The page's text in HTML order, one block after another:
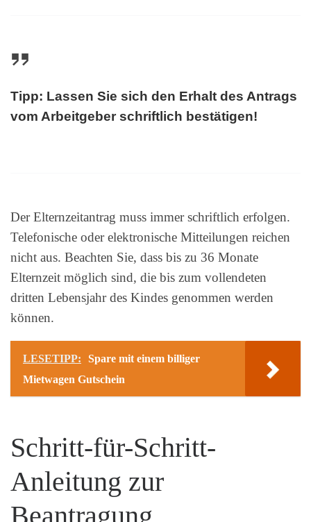
Tipp: Lassen Sie sich den Erhalt des Antrags
vom Arbeitgeber schriftlich bestätigen!
Der Elternzeitantrag muss immer schriftlich erfolgen.
Telefonische oder elektronische Mitteilungen reichen
nicht aus. Beachten Sie, dass bis zu 36 Monate
Elternzeit möglich sind, die bis zum vollendeten
dritten Lebensjahr des Kindes genommen werden
können.
LESETIPP:
Spare mit einem billiger
Mietwagen Gutschein
Schritt-für-Schritt-
Anleitung zur
Beantragung